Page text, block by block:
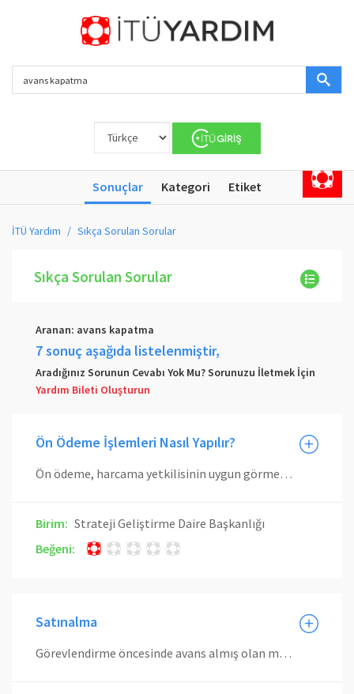
Sonuçlar Kategori Etiket
İTÜ Yardım Sıkça Sorulan Sorular
Sıkça Sorulan Sorular
Aranan: avans kapatma
7 sonuç aşağıda listelenmiştir,
Aradığınız Sorunun Cevabı Yok Mu? Sorunuzu İletmek İçin
Yardım Bileti Oluşturun
Ön Ödeme İşlemleri Nasıl Yapılır?
Ön ödeme, harcama yetkilisinin uygun görmesi ve karşılığı ödeneğin saklı tutulması kaydıyla; ilgili kanunlarında öngörülen haller ile gerçekleştirme işlemlerinin tamamlanması beklenilemeyecek ivedi veya zorunlu giderler için avans verilmek veya kredi açılmak suretiyle yapılabilir. Verilecek avansın üst sınırları yılları merkezi yönetim bütçe kanununda gösterilir. Avans, işi yapacak, mal veya hizmeti sağlayacak olan kişi veya kuruluşa ödenmek üzere, doğrudan mutemede verilir. İlgili kanunlarına göre, görevlilere yolluk ve diğer giderleri karşılığı ödenecek avanslar kendilerine veya şahsi mutemetlerine verilebilir. Ön ödemeler hangi iş için verilmiş ise yalnızca o işte kullanılır. Yılları merkezi yönetim bütçe kanununda belirlenen tutara kadar olan yapım işleri, mal ve hizmet alımlarına ilişkin giderler ile benzeri giderler için avans verilebilir. İlgili kanunlarında hüküm bulunması halinde, görevlilere yolluk ve diğer giderleri karşılığı avans verilebilir. Yetkili mercilerce ödeme gününden önce ödenmesine karar verilen maaş ve ücretler avans olarak verilebilir. Üniversitemiz birimlerince harcama yetkilisi mutemetlerine verilmek istenen avanslara ve kredilere ait Muhasebe İşlem Fişlerinin birimimize ulaşmasının ardından gerekli kontroller yapıldıktan sonra ilgililerin banka hesaplarına aktarılır. Avans ve kredilere ait mahsup işlemi mevzuata uygun olarak ilgili memur tarafından gerçekleştirilir. Mahsup işleminde, avans ve kredinin konusunu teşkil eden fatura ve onay belgesi aranır. Mahsup süresi avanslarda avansın alındığı tarihten itibaren 1 ay, kredilerde ise 3 aydır. Mutemet, işin tamamlanmasından sonra, yukarıdaki bir ve üç aylık sürelerin bitimini beklemeden, son harcama tarihini takip eden üç iş günü içinde ön ödeme artığını iade etmek ve süresinde mahsubunu yaparak hesabını kapatmak zorundadır. Mutemetlerce süresi içinde mahsup edilmeyen avanslar hakkında 6183 sayılı Amme Alacaklarının Tahsil Usulü Hakkında Kanun hükümleri uygulanır. Kanunen geçerli bir mazereti olmaksızın avanslarını süresinde mahsup etmeyen mutemetler hakkında, ayrıca tabi oldukları personel mevzuatının disiplin hükümlerine göre de işlem yapılır. Kurum içi veya kurum dışından görevlendirilenlere yolluk ve diğer giderleri karşılığı verilen avanslardan süresinde mahsup edilmeyenler hakkında özel kanunlarındaki hükümler uygulanır.
Birim: Strateji Geliştirme Daire Başkanlığı
Beğeni:
Satınalma
Görevlendirme öncesinde avans almış olan mensuplarımız için; başlama tarihi, ilgili görevlendirmenin bittiği gün olacak şekilde 30 gün içinde avans geri ödemelerini gerçekleştirmeleri gerekmektedir. Belirtilen süre içerisinde kapatılmayan avanslar için 6183 sayılı Amme Alacaklarının Tahsili Usulü Hakkında Kanununun ilgili hükümleri doğrultusunda işlem yapılır.